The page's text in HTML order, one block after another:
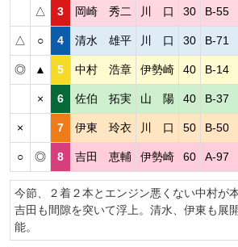
△ 3 岡崎 秀二 川 口 30 B-55
△ ○ 4 清水 雄平 川 口 30 B-71
◎ ▲ 5 中村 浩章 伊勢崎 40 B-14
× 6 佐伯 拓実 山 陽 40 B-37
× 7 伊東 玲衣 川 口 50 B-50
○ ◎ 8 吉田 恵輔 伊勢崎 60 A-97
今節、２着２本とエンジン悪くない中村が
吉田も間隙を突いて浮上。清水、伊東も展
能。